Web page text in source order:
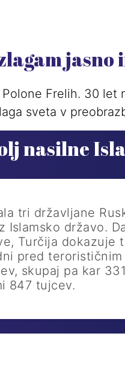
jasno
Frelih. 30 let
sveta v
nasilne
tri državljane
Islamsko državo.
­Turčija dokazuje
pred terorističnim
skupaj pa kar
847 tujcev.